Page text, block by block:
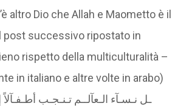
altro Dio che Allah e Maometto è il
post successivo ripostato in
rispetto della multiculturalità –
in italiano e altre volte in arabo)
ـل نـسـآء الـعآلــم تـنـجـب